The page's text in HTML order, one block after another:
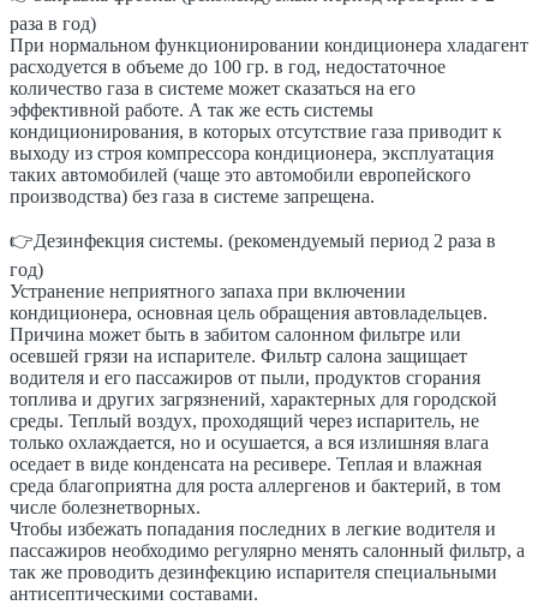
раза в год)
При нормальном функционировании кондиционера хладагент
расходуется в объеме до 100 гр. в год, недостаточное
количество газа в системе может сказаться на его
эффективной работе. А так же есть системы
кондиционирования, в которых отсутствие газа приводит к
выходу из строя компрессора кондиционера, эксплуатация
таких автомобилей (чаще это автомобили европейского
производства) без газа в системе запрещена.
👉Дезинфекция системы. (рекомендуемый период 2 раза в
год)
Устранение неприятного запаха при включении
кондиционера, основная цель обращения автовладельцев.
Причина может быть в забитом салонном фильтре или
осевшей грязи на испарителе. Фильтр салона защищает
водителя и его пассажиров от пыли, продуктов сгорания
топлива и других загрязнений, характерных для городской
среды. Теплый воздух, проходящий через испаритель, не
только охлаждается, но и осушается, а вся излишняя влага
оседает в виде конденсата на ресивере. Теплая и влажная
среда благоприятна для роста аллергенов и бактерий, в том
числе болезнетворных.
Чтобы избежать попадания последних в легкие водителя и
пассажиров необходимо регулярно менять салонный фильтр, а
так же проводить дезинфекцию испарителя специальными
антисептическими составами.